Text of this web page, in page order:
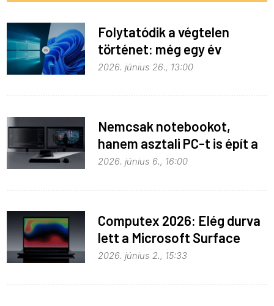
Folytatódik a végtelen
történet: még egy év
haladék a Windows 10-nek
2026. június 26., 13:00
Nemcsak notebookot,
hanem asztali PC-t is épít a
Microsoft az RTX Spark köré
2026. június 6., 16:00
Computex 2026: Elég durva
lett a Microsoft Surface
Laptop Ultra
2026. június 2., 15:33